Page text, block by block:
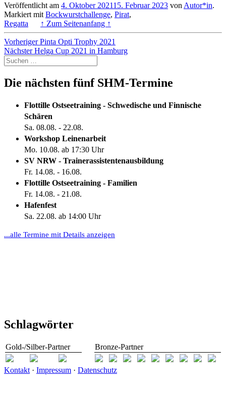
Veröffentlicht am 4. Oktober 202115. Februar 2023 von Autor*in.
Markiert mit Bockwurstchallenge, Pirat,
Regatta
↑ Zum Seitenanfang ↑
Beitragsnavigation
Vorheriger Vorheriger
Beitrag:
Pinta Opti Trophy 2021
Nächster Nächster
Helga Cup 2021 in Hamburg
Suchen
nach:
Die nächsten fünf SHM-Termine
Flottille Ostseetraining - Schwedische und Finnische
Schären
Sa. 08.08. - 22.08.
Workshop Leinenarbeit
Mo. 10.08. ab 17:30 Uhr
SV NRW - Trainerassistentenausbildung
Fr. 14.08. - 16.08.
Flottille Ostseetraining - Familien
Fr. 14.08. - 21.08.
Hafenfest
Sa. 22.08. ab 14:00 Uhr
...alle Termine mit Details anzeigen
Schlagwörter
Gold-/Silber-Partner Bronze-Partner
Kontakt· Impressum · Datenschutz